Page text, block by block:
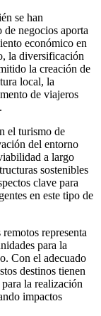
se han
de negocios aporta
económico en
la diversificación
la creación de
local, la
de viajeros
el turismo de
del entorno
a largo
sostenibles
clave para
en este tipo de
representa
para la
Con el adecuado
destinos tienen
la realización
impactos